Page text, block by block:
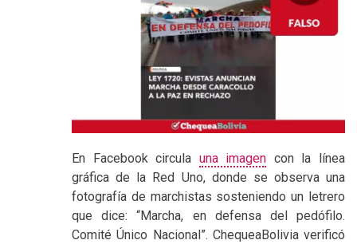
En Facebook circula una imagen con la línea
gráfica de la Red Uno, donde se observa una
fotografía de marchistas sosteniendo un letrero
que dice: “Marcha, en defensa del pedófilo.
Comité Único Nacional”. ChequeaBolivia verificó